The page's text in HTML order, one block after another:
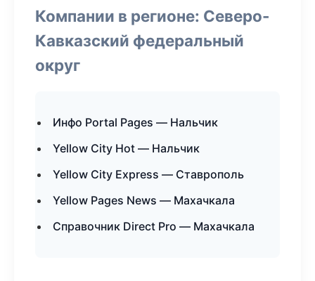
Компании в регионе: Северо-
Кавказский федеральный
округ
Инфо Portal Pages — Нальчик
Yellow City Hot — Нальчик
Yellow City Express — Ставрополь
Yellow Pages News — Махачкала
Справочник Direct Pro — Махачкала